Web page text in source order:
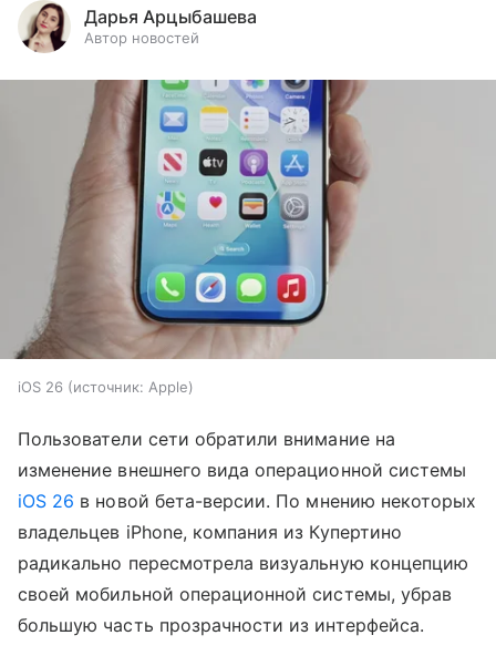
Дарья Арцыбашева
Автор новостей
iOS 26 источник: Apple
Пользователи сети обратили внимание на
изменение внешнего вида операционной системы
iOS 26 в новой бета-версии. По мнению некоторых
владельцев iPhone, компания из Купертино
радикально пересмотрела визуальную концепцию
своей мобильной операционной системы, убрав
большую часть прозрачности из интерфейса.